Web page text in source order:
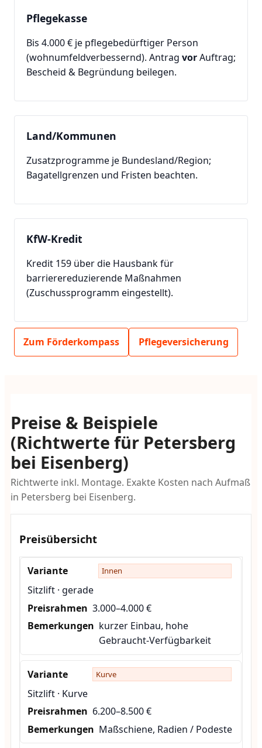
Pflegekasse
Bis 4.000 € je pflegebedürftiger Person
(wohnumfeldverbessernd). Antrag vorAuftrag;
Bescheid & Begründung beilegen.
Land/Kommunen
Zusatzprogramme je Bundesland/Region;
Bagatellgrenzen und Fristen beachten.
KfW-Kredit
Kredit 159 über die Hausbank für
barrierereduzierende Maßnahmen
(Zuschussprogramm eingestellt).
Zum Förderkompass Pflegeversicherung
Preise & Beispiele
(Richtwerte für Petersberg
bei Eisenberg)
Richtwerte inkl. Montage. Exakte Kosten nach Aufmaß
in Petersberg bei Eisenberg.
Preisübersicht
Innen
Sitzlift · gerade
3.000–4.000 €
kurzer Einbau, hohe
Gebraucht-Verfügbarkeit
Kurve
Sitzlift · Kurve
6.200–8.500 €
Maßschiene, Radien / Podeste